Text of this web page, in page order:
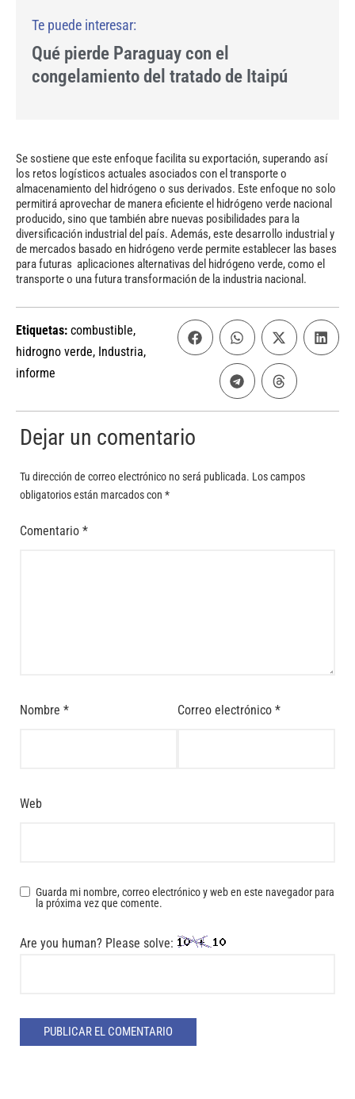
Qué pierde Paraguay con el
congelamiento del tratado de Itaipú
Se sostiene que este enfoque facilita su exportación, superando así
los retos logísticos actuales asociados con el transporte o
almacenamiento del hidrógeno o sus derivados. Este enfoque no solo
permitirá aprovechar de maneraeficiente el hidrógeno verde nacional
producido, sino que también abre nuevas posibilidades para la
diversificación industrial del país. Además, este desarrollo industrial y
de mercados basado en hidrógeno verde permite establecer las bases
para futuras aplicaciones alternativas del hidrógeno verde, como el
transporte o una futura transformación de la industria nacional.
Etiquetas: combustible,
hidrogno verde, Industria,
informe
Dejar un comentario
Tu dirección de correo electrónico no será publicada. Los campos
obligatorios están marcados con *
Comentario *
Nombre * Correo electrónico *
Web
Guarda mi nombre, correo electrónico y web en este navegador para
la próxima vez que comente.
Are you human? Please solve: